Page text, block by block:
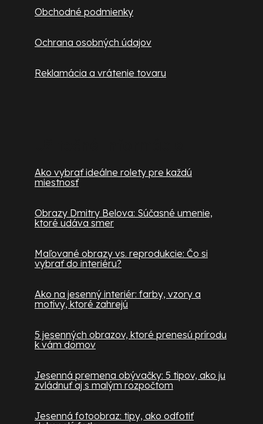
Obchodné podmienky
Ochrana osobných údajov
Reklamácia a vrátenie tovaru
Ako vybrať ideálne rolety pre každú
miestnosť
Obrazy Dmitry Belova: Súčasné umenie,
ktoré udáva smer
Maľované obrazy vs. reprodukcie: Čo si
vybrať do interiéru?
Ako na jesenný interiér: farby, vzory a
motívy, ktoré zahrejú
5 jesenných obrazov, ktoré prenesú prírodu
k vám domov
Jesenná premena obývačky: 5 tipov, ako ju
zvládnuť aj s malým rozpočtom
Jesenná fotoobraz: tipy, ako odfotiť